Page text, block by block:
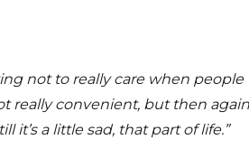
not to really care when people
really convenient, but then again
it’s a little sad, that part of life.”